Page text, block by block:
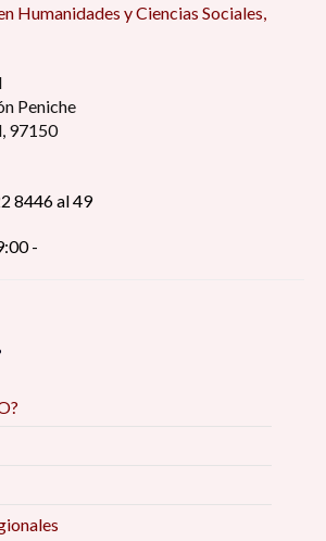
Humanidades y Ciencias Sociales,
Peniche
97150
8446 al 49
-